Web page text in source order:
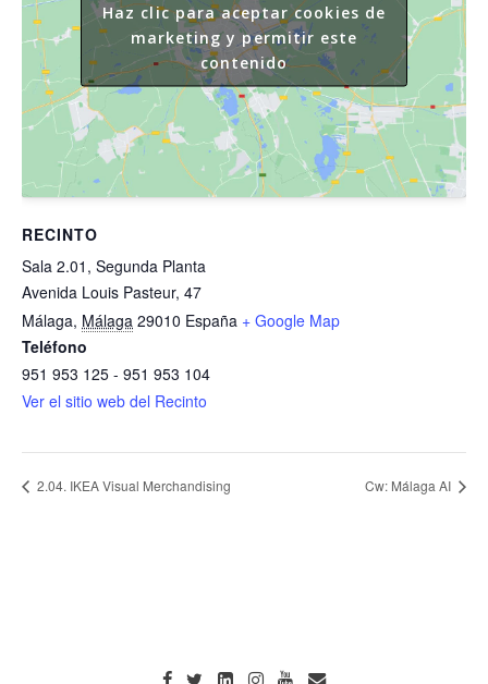
RECINTO
Sala 2.01, Segunda Planta
Avenida Louis Pasteur, 47
Málaga, Málaga 29010 España + Google Map
Teléfono
951 953 125 - 951 953 104
Ver el sitio web del Recinto
Haz clic para aceptar cookies de
marketing y permitir este
contenido
2.04. IKEA Visual Merchandising Cw: Málaga AI